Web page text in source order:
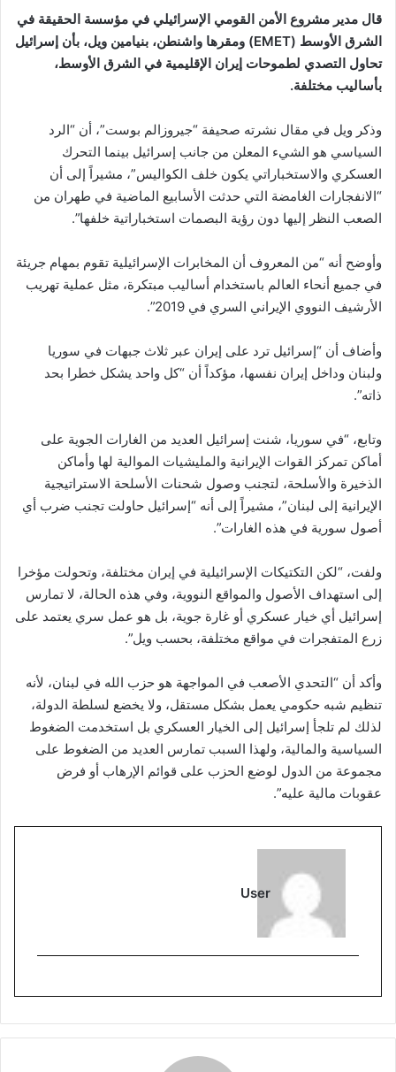
قال مدير مشروع الأمن القومي الإسرائيلي في مؤسسة الحقيقة في
الشرق الأوسط (EMET) ومقرها واشنطن، بنيامين ويل، بأن إسرائيل
تحاول التصدي لطموحات إيران الإقليمية في الشرق الأوسط،
بأساليب مختلفة.
وذكر ويل في مقال نشرته صحيفة “جيروزالم بوست”، أن “الرد
السياسي هو الشيء المعلن من جانب إسرائيل بينما التحرك
العسكري والاستخباراتي يكون خلف الكواليس”، مشيراً إلى أن
“الانفجارات الغامضة التي حدثت الأسابيع الماضية في طهران من
الصعب النظر إليها دون رؤية البصمات استخباراتية خلفها”.
وأوضح أنه “من المعروف أن المخابرات الإسرائيلية تقوم بمهام جريئة
في جميع أنحاء العالم باستخدام أساليب مبتكرة، مثل عملية تهريب
الأرشيف النووي الإيراني السري في 2019”.
وأضاف أن “إسرائيل ترد على إيران عبر ثلاث جبهات في سوريا
ولبنان وداخل إيران نفسها، مؤكداً أن “كل واحد يشكل خطرا بحد
ذاته”.
وتابع، “في سوريا، شنت إسرائيل العديد من الغارات الجوية على
أماكن تمركز القوات الإيرانية والمليشيات الموالية لها وأماكن
الذخيرة والأسلحة، لتجنب وصول شحنات الأسلحة الاستراتيجية
الإيرانية إلى لبنان”، مشيراً إلى أنه “إسرائيل حاولت تجنب ضرب أي
أصول سورية في هذه الغارات”.
ولفت، “لكن التكتيكات الإسرائيلية في إيران مختلفة، وتحولت مؤخرا
إلى استهداف الأصول والمواقع النووية، وفي هذه الحالة، لا تمارس
إسرائيل أي خيار عسكري أو غارة جوية، بل هو عمل سري يعتمد على
زرع المتفجرات في مواقع مختلفة، بحسب ويل”.
وأكد أن “التحدي الأصعب في المواجهة هو حزب الله في لبنان، لأنه
تنظيم شبه حكومي يعمل بشكل مستقل، ولا يخضع لسلطة الدولة،
لذلك لم تلجأ إسرائيل إلى الخيار العسكري بل استخدمت الضغوط
السياسية والمالية، ولهذا السبب تمارس العديد من الضغوط على
مجموعة من الدول لوضع الحزب على قوائم الإرهاب أو فرض
عقوبات مالية عليه”.
User